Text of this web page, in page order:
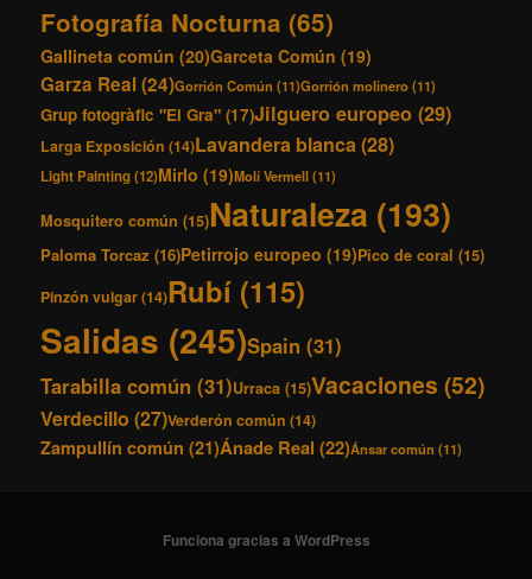
Fotografía Nocturna (65)
Gallineta común (20)Garceta Común (19)
Garza Real(24)Gorrión Común (11)Gorrión molinero(11)
Grup fotogràfic "El Gra" (17)Jilguero europeo (29)
Larga Exposición (14)Lavandera blanca(28)
Light Painting(12)Mirlo (19)Molí Vermell(11)
Mosquitero común (15)Naturaleza (193)
Paloma Torcaz (16)Petirrojo europeo (19)Pico de coral (15)
Pinzón vulgar(14)Rubí (115)
Salidas (245)Spain (31)
Tarabilla común (31)Urraca (15)Vacaciones (52)
Verdecillo (27)Verderón común (14)
Zampullín común (21)Ánade Real (22)Ánsar común (11)
Funciona gracias a WordPress